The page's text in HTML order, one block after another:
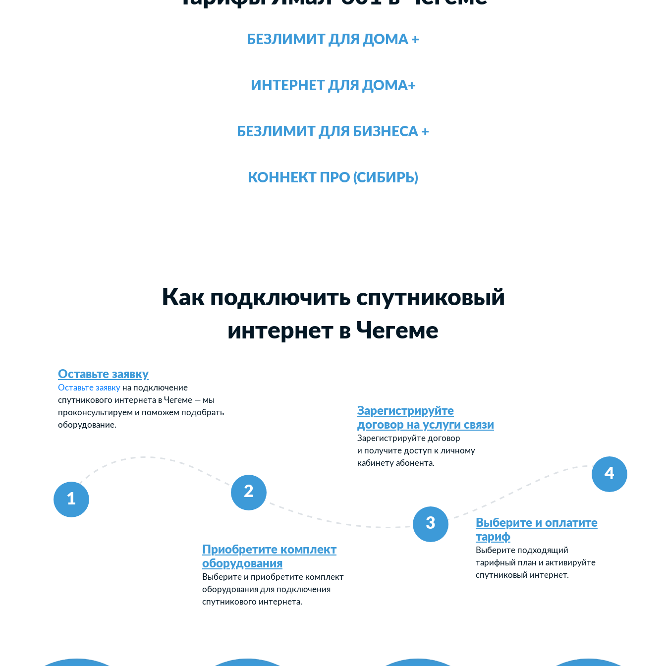
БЕЗЛИМИТ ДЛЯ ДОМА +
ИНТЕРНЕТ ДЛЯ ДОМА+
БЕЗЛИМИТ ДЛЯ БИЗНЕСА +
КОННЕКТ ПРО (СИБИРЬ)
Как подключить спутниковый
интернет в Чегеме
1
2
3
4
Оставьте заявку
Оставьте заявку на подключение
спутникового интернета в Чегеме — мы
проконсультируем и поможем подобрать
оборудование.
Приобретите комплект
оборудования
Выберите и приобретите комплект
оборудования для подключения
спутникового интернета.
Зарегистрируйте
договор на услуги связи
Зарегистрируйте договор
и получите доступ к личному
кабинету абонента.
Выберите и оплатите
тариф
Выберите подходящий
тарифный план и активируйте
спутниковый интернет.